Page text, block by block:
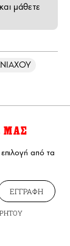
και μάθετε
ΜΑΣ
από τα
ΕΓΓΡΑΦΗ